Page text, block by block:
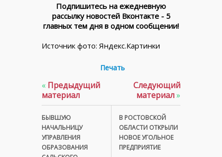
Подпишитесь на ежедневную
рассылку новостей Вконтакте - 5
главных тем дня в одном сообщении!
Источник фото: Яндекс.Картинки
Печать
« Предыдущий
материал
БЫВШУЮ
НАЧАЛЬНИЦУ
УПРАВЛЕНИЯ
ОБРАЗОВАНИЯ
Следующий
материал»
В РОСТОВСКОЙ
ОБЛАСТИ ОТКРЫЛИ
НОВОЕ УГОЛЬНОЕ
ПРЕДПРИЯТИЕ